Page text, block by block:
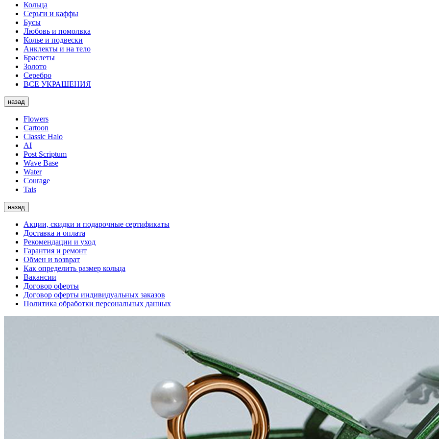
Кольца
Серьги и каффы
Бусы
Любовь и помолвка
Колье и подвески
Анклекты и на тело
Браслеты
Золото
Серебро
ВСЕ УКРАШЕНИЯ
назад
Flowers
Cartoon
Classic Halo
AI
Post Scriptum
Wave Base
Water
Courage
Tais
назад
Акции, скидки и подарочные сертификаты
Доставка и оплата
Рекомендации и уход
Гарантия и ремонт
Обмен и возврат
Как определить размер кольца
Вакансии
Договор оферты
Договор оферты индивидуальных заказов
Политика обработки персональных данных